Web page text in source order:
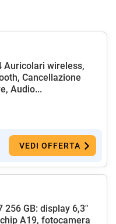
Auricolari wireless,
Cancellazione
Audio...
VEDI OFFERTA
256 GB: display 6,3"
A19, fotocamera